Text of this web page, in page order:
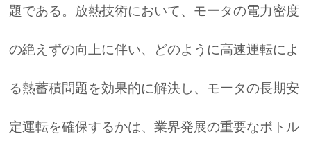
題である。放熱技術において、モータの電力密度
の絶えずの向上に伴い、どのように高速運転によ
る熱蓄積問題を効果的に解決し、モータの長期安
定運転を確保するかは、業界発展の重要なボトル